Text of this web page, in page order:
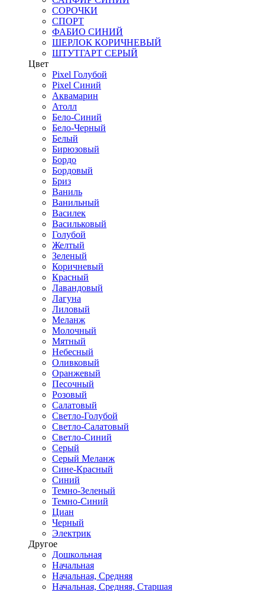
СОРОЧКИ
СПОРТ
ФАБИО СИНИЙ
ШЕРЛОК КОРИЧНЕВЫЙ
ШТУТГАРТ СЕРЫЙ
Цвет
Pixel Голубой
Pixel Синий
Аквамарин
Атолл
Бело-Синий
Бело-Черный
Белый
Бирюзовый
Бордо
Бордовый
Бриз
Ваниль
Ванильный
Василек
Васильковый
Голубой
Желтый
Зеленый
Коричневый
Красный
Лавандовый
Лагуна
Лиловый
Меланж
Молочный
Мятный
Небесный
Оливковый
Оранжевый
Песочный
Розовый
Салатовый
Светло-Голубой
Светло-Салатовый
Светло-Синий
Серый
Серый Меланж
Сине-Красный
Синий
Темно-Зеленый
Темно-Синий
Циан
Черный
Электрик
Другое
Дошкольная
Начальная
Начальная, Средняя
Начальная, Средняя, Старшая